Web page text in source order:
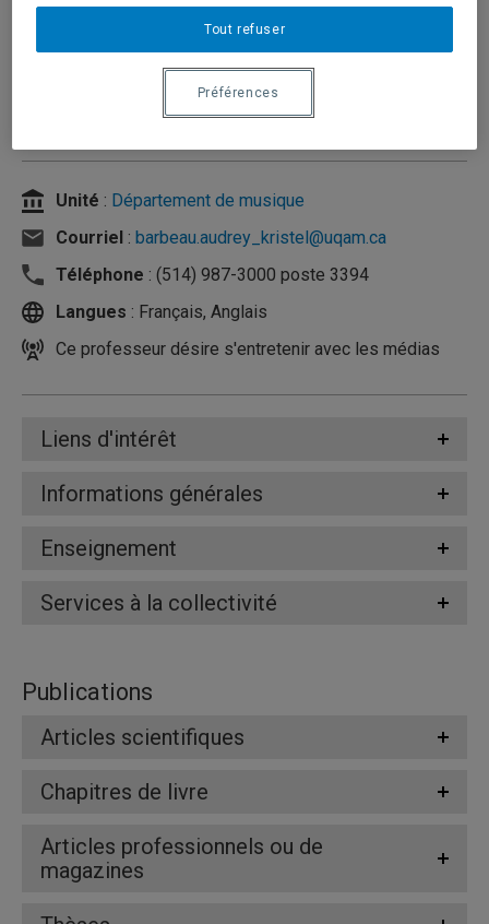
Unité : Département de musique
Courriel : barbeau.audrey_kristel@uqam.ca
Téléphone : (514) 987-3000 poste 3394
Langues : Français, Anglais
Ce professeur désire s'entretenir avec les médias
Liens d'intérêt
Informations générales
Enseignement
Services à la collectivité
Publications
Articles scientifiques
Chapitres de livre
Articles professionnels ou de
magazines
Tout refuser
Préférences